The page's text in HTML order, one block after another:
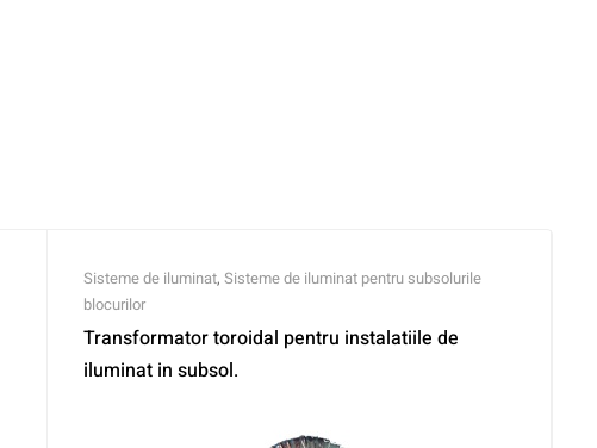
Sisteme de iluminat,Sisteme de iluminat pentru subsolurile
blocurilor
Transformator toroidal pentru instalatiile de
iluminat in subsol.